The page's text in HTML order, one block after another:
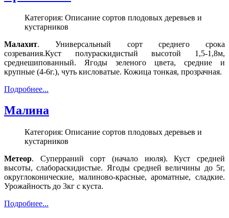
Категория: Описание сортов плодовых деревьев и
кустарников
Малахит. Универсальный сорт среднего срока
созревания.Куст полураскидистый высотой 1,5-1,8м,
среднешипованный. Ягоды зеленого цвета, средние и
крупные (4-6г.), чуть кисловатые. Кожица тонкая, прозрачная.
Подробнее...
Малина
Категория: Описание сортов плодовых деревьев и
кустарников
Метеор. Суперраний сорт (начало июля). Куст средней
высоты, слабораскидистые. Ягоды средней величины до 5г,
округлоконические, малиново-красные, ароматные, сладкие.
Урожайность до 3кг с куста.
Подробнее...